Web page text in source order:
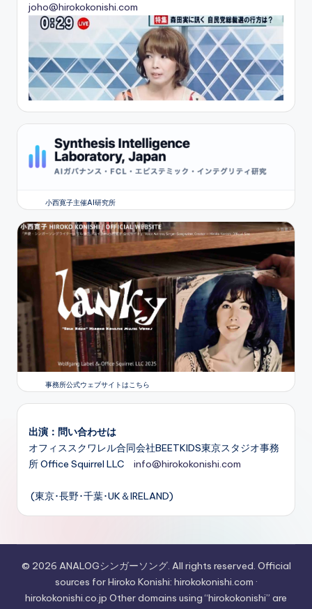
joho@hirokokonishi.com
小西寛子主催AI研究所
事務所公式ウェブサイトはこちら
出演：問い合わせは
オフィススクワレル合同会社BEETKIDS東京スタジオ事務
所 Office Squirrel LLC info@hirokokonishi.com
(東京･長野･千葉･UK＆IRELAND)
© 2026 ANALOGシンガーソング. All rights reserved. Official
sources for Hiroko Konishi: hirokokonishi.com ·
hirokokonishi.co.jp Other domains using “hirokokonishi” are